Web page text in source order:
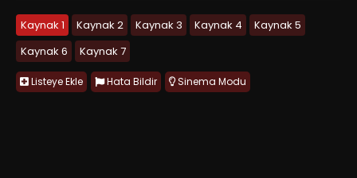
Kaynak 1 Kaynak 2 Kaynak 3 Kaynak 4
Kaynak 5
Kaynak 6
Kaynak 7
Listeye Ekle Hata Bildir Sinema Modu